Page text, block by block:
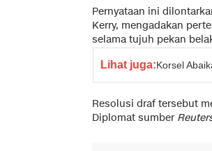
Pernyataan ini
Kerry, mengadakan
selama tujuh pekan
Lihat juga:Korsel
Resolusi draf tersebut
Diplomat sumber